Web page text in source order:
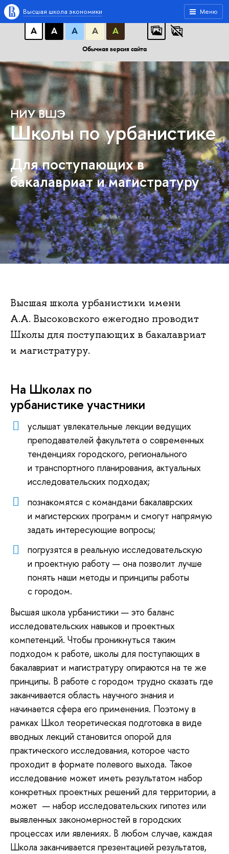
A A A АБB
АБB
А
А А А А
Обычная версия сайта
Меню
Высшая школа экономики
НИУ ВШЭ
Школы по урбанистике
Для поступающих в
бакалавриат и магистратуру
Высшая школа урбанистики имени
А.А. Высоковского ежегодно проводит
Школы для поступающих в бакалавриат
и магистратуру.
На Школах по
урбанистике участники
услышат увлекательные лекции ведущих
преподавателей факультета о современных
тенденциях городского, регионального
и транспортного планирования, актуальных
исследовательских подходах;
познакомятся с командами бакалаврских
и магистерских программ и смогут напрямую
задать интересующие вопросы;
погрузятся в реальную исследовательскую
и проектную работу — она позволит лучше
понять наши методы и принципы работы
с городом.
Высшая школа урбанистики — это баланс
исследовательских навыков и проектных
компетенций. Чтобы проникнуться таким
подходом к работе, школы для поступающих в
бакалавриат и магистратуру опираются на те же
принципы. В работе с городом трудно сказать где
заканчивается область научного знания и
начинается сфера его применения. Поэтому в
рамках Школ теоретическая подготовка в виде
вводных лекций становится опорой для
практического исследования, которое часто
проходит в формате полевого выхода. Такое
исследование может иметь результатом набор
конкретных проектных решений для территории, а
может — набор исследовательских гипотез или
выявленных закономерностей в городских
процессах или явлениях. В любом случае, каждая
Школа заканчивается презентацией результатов,